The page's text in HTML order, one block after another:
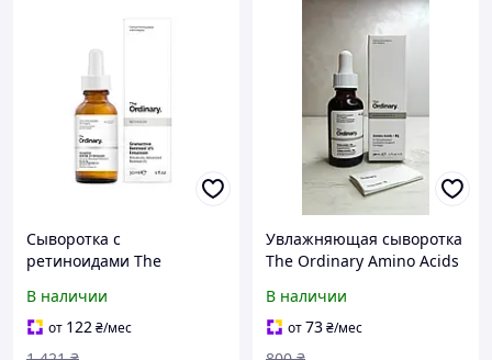
Сыворотка с
ретиноидами The
Retinoid 2% Emulsion
В наличии
от 122₴/мес
Увлажняющая сыворотка
The Ordinary Amino Acids
В наличии
от73₴/мес